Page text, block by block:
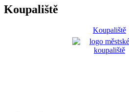
Koupaliště
Koupaliště